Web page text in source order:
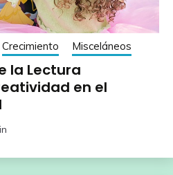
Crecimiento Misceláneos
la Lectura
en el